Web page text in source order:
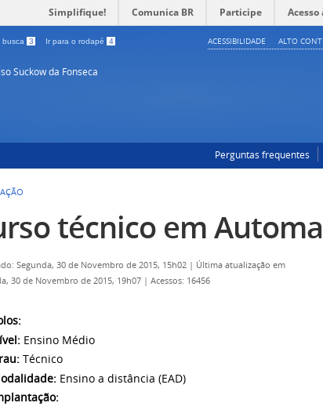
Simplifique! Comunica BR Participe
busca 3 Ir para o rodapé 4 ACESSIBILIDADE ALTO
Suckow da Fonseca
Perguntas frequentes
técnico em
Segunda, 30 de Novembro de 2015, 15h02 | Última atualização em
30 de Novembro de 2015, 19h07 | Acessos: 16456
Ensino Médio
Técnico
Ensino a distância (EAD)